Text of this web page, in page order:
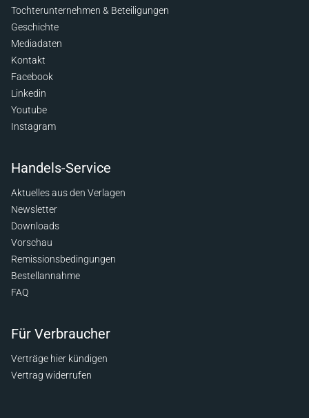
Tochterunternehmen & Beteiligungen
Geschichte
Mediadaten
Kontakt
Facebook
Linkedin
Youtube
Instagram
Handels-Service
Aktuelles aus den Verlagen
Newsletter
Downloads
Vorschau
Remissionsbedingungen
Bestellannahme
FAQ
Für Verbraucher
Verträge hier kündigen
Vertrag widerrufen